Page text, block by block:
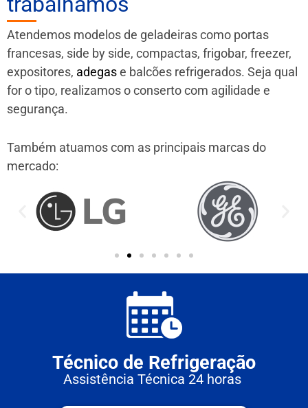
Atendemos modelos de geladeiras como portas
francesas, side by side, compactas, frigobar, freezer,
expositores, adegase balcões refrigerados. Seja qual
for o tipo, realizamos o conserto com agilidade e
segurança.
Também atuamos com as principais marcas do
mercado:
Técnico de Refrigeração
Assistência Técnica 24 horas